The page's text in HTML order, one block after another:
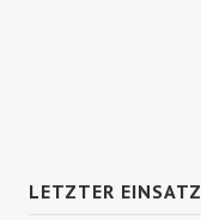
LETZTER EINSATZ